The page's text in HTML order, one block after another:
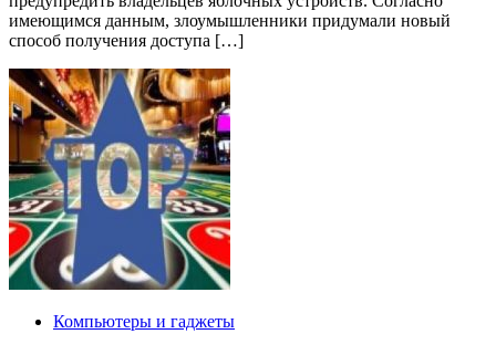
имеющимся данным, злоумышленники придумали новый
способ получения доступа […]
Компьютеры и гаджеты